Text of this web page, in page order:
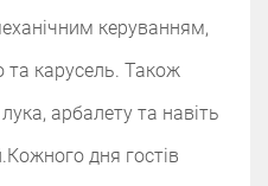
керуванням,
та карусель. Також
арбалету та навіть
дня гостів